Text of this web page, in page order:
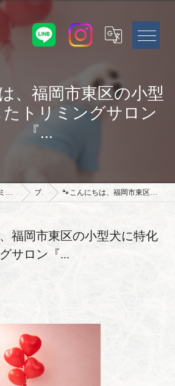
、福岡市東区の小型
トリミングサロン
『...
福岡県福岡市のトリミングサロンならドッグサロン Udog ブログ 🐾こんにちは、福岡市東区の小型犬に特化したトリミングサロン『...
福岡市東区の小型犬に特化
サロン『...